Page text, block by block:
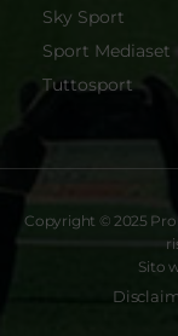
Sky Sport
Sport Mediaset
Tuttosport
Copyright © 2025
Sito